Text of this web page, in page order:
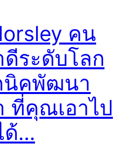
คน
ระดับโลก
นิคพัฒนา
ที่คุณเอาไป
ด้…